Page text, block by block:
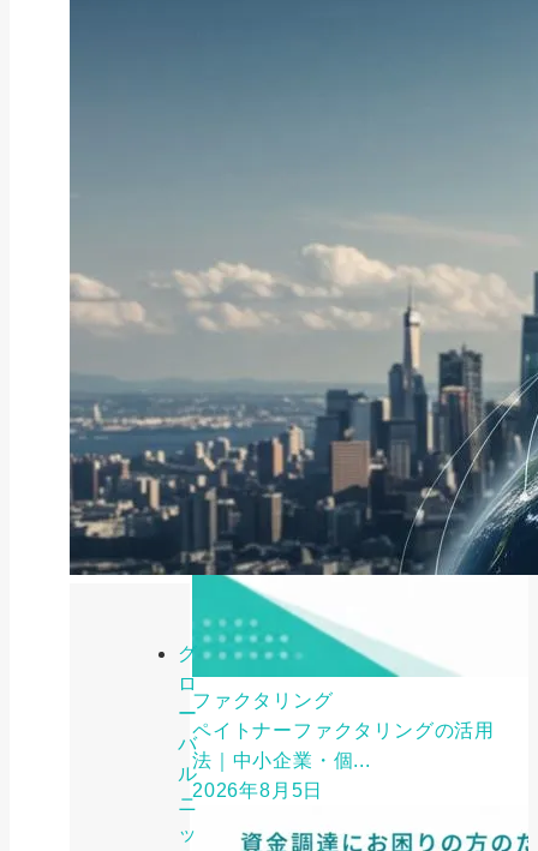
グ
ロ
ー
バ
ル
ニ
ッ
ファクタリング
ペイトナーファクタリングの活用
法｜中小企業・個...
2026年8月5日